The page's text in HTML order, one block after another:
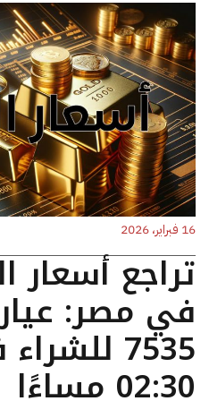
16 فبراير، 2026
تراجع أسعار
7535
02:30 مساءًا